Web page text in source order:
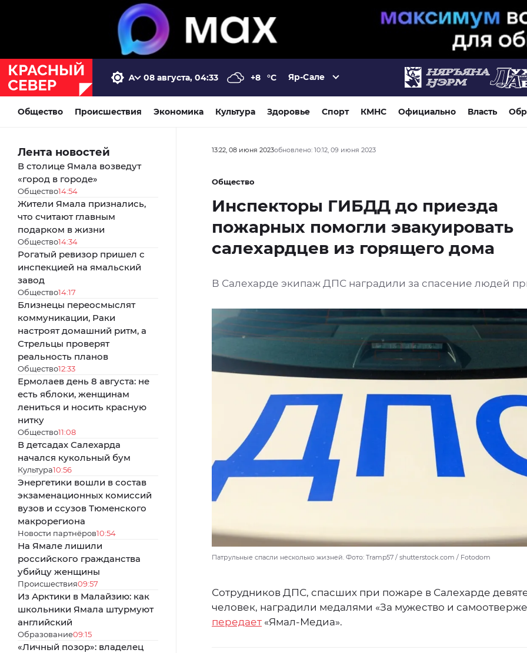
08 августа, 04:33 +8 °C Яр-Сале
Общество Происшествия Экономика Культура Здоровье Спорт КМНС Официально Власть
Лента новостей
В столице Ямала возведут
«город в городе»
Общество14:54
Жители Ямала признались,
что считают главным
подарком в жизни
Общество14:34
Рогатый ревизор пришел с
инспекцией на ямальский
завод
Общество14:17
Близнецы переосмыслят
коммуникации, Раки
настроят домашний ритм, а
Стрельцы проверят
реальность планов
Общество12:33
Ермолаев день 8 августа: не
есть яблоки, женщинам
лениться и носить красную
нитку
Общество11:08
В детсадах Салехарда
начался кукольный бум
Культура10:56
Энергетики вошли в состав
экзаменационных комиссий
вузов и ссузов Тюменского
макрорегиона
Новости партнёров10:54
На Ямале лишили
российского гражданства
убийцу женщины
Происшествия09:57
Из Арктики в Малайзию: как
школьники Ямала штурмуют
английский
Образование09:15
«Личный позор»: владелец
13:22, 08 июня 2023обновлено: 10:12, 09 июня 2023
Общество
Инспекторы ГИБДД до приезда
пожарных помогли эвакуировать
салехардцев из горящего дома
В Салехарде экипаж ДПС наградили за спасение людей
Патрульные спасли несколько жизней. Фото: Tramp57 / shutterstock.com / Fotodom
Сотрудников ДПС, спасших при пожаре в Салехарде
человек, наградили медалями «За мужество и
передает «Ямал-Медиа».